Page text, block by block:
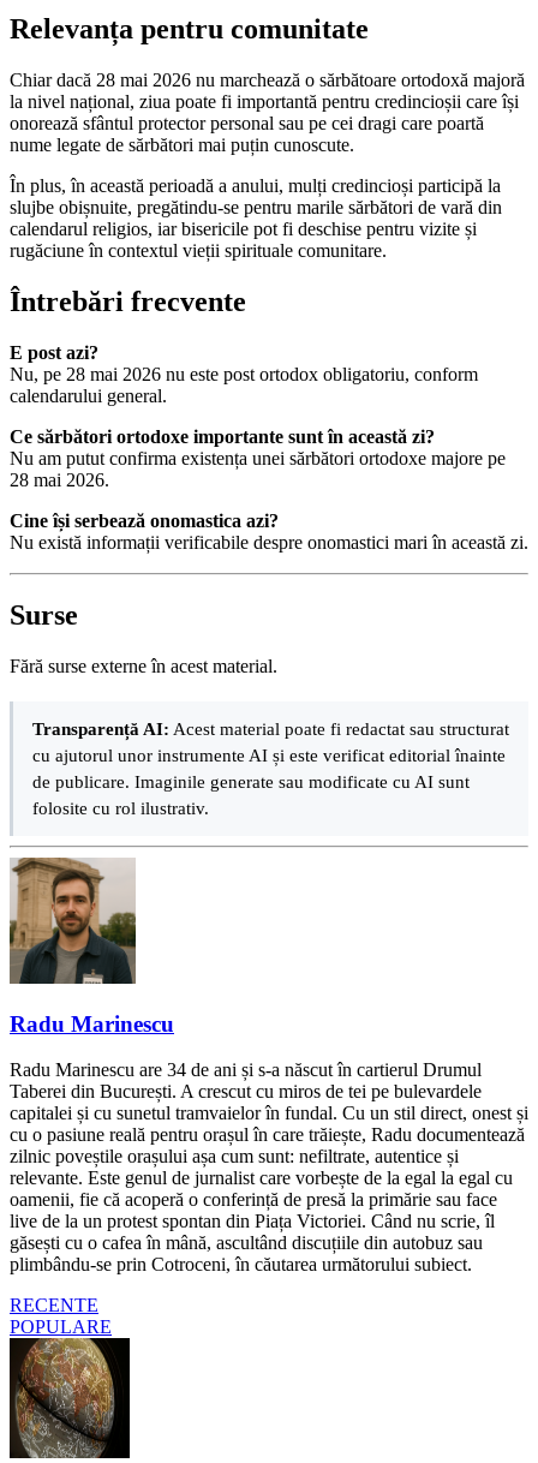
Relevanța pentru comunitate
Chiar dacă 28 mai 2026 nu marchează o sărbătoare ortodoxă majoră
la nivel național, ziua poate fi importantă pentru credincioșii care își
onorează sfântul protector personal sau pe cei dragi care poartă
nume legate de sărbători mai puțin cunoscute.
În plus, în această perioadă a anului, mulți credincioși participă la
slujbe obișnuite, pregătindu-se pentru marile sărbători de vară din
calendarul religios, iar bisericile pot fi deschise pentru vizite și
rugăciune în contextul vieții spirituale comunitare.
Întrebări frecvente
E post azi?
Nu, pe 28 mai 2026 nu este post ortodox obligatoriu, conform
calendarului general.
Ce sărbători ortodoxe importante sunt în această zi?
Nu am putut confirma existența unei sărbători ortodoxe majore pe
28 mai 2026.
Cine își serbează onomastica azi?
Nu există informații verificabile despre onomastici mari în această zi.
Surse
Fără surse externe în acest material.
Transparență AI: Acest material poate fi redactat sau structurat
cu ajutorul unor instrumente AI și este verificat editorial înainte
de publicare. Imaginile generate sau modificate cu AI sunt
folosite cu rol ilustrativ.
Radu Marinescu
Radu Marinescu are 34 de ani și s-a născut în cartierul Drumul
Taberei din București. A crescut cu miros de tei pe bulevardele
capitalei și cu sunetul tramvaielor în fundal. Cu un stil direct, onest și
cu o pasiune reală pentru orașul în care trăiește, Radu documentează
zilnic poveștile orașului așa cum sunt: nefiltrate, autentice și
relevante. Este genul de jurnalist care vorbește de la egal la egal cu
oamenii, fie că acoperă o conferință de presă la primărie sau face
live de la un protest spontan din Piața Victoriei. Când nu scrie, îl
găsești cu o cafea în mână, ascultând discuțiile din autobuz sau
plimbându-se prin Cotroceni, în căutarea următorului subiect.
RECENTE
POPULARE